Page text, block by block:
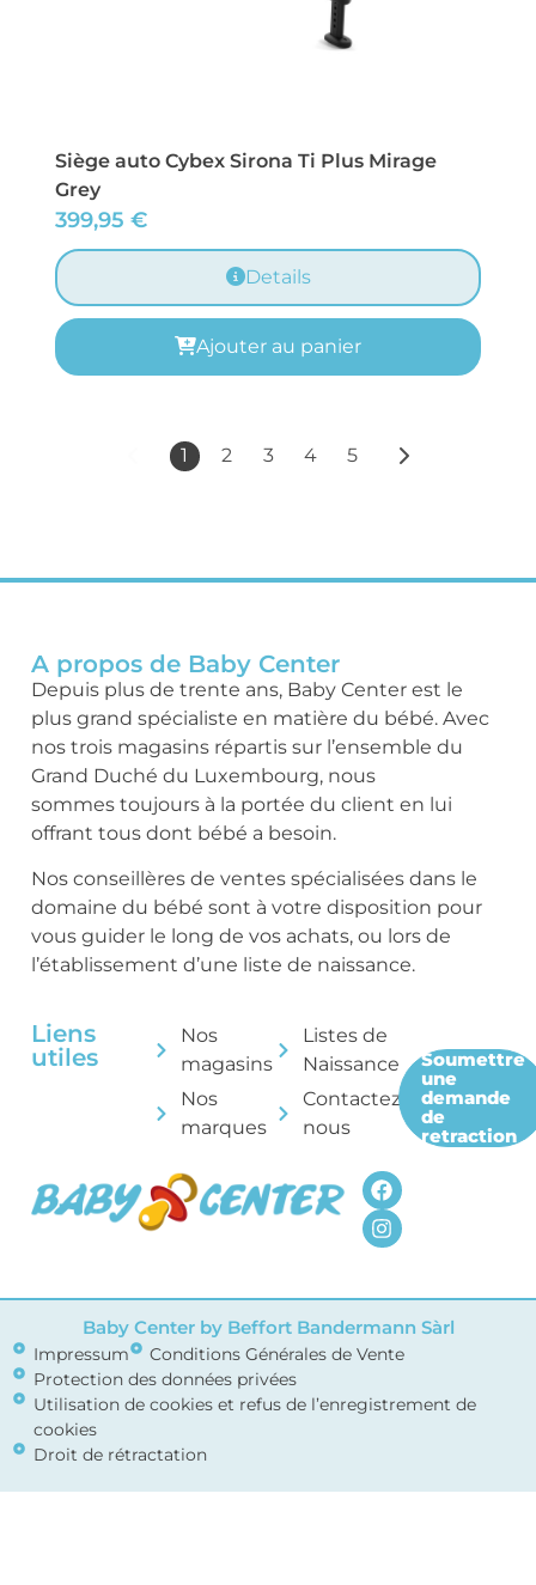
Siège auto Cybex Sirona Ti Plus Mirage
Grey
399,95 €
Details
Ajouter au panier
1 2 3 4 5
A propos de Baby Center
Depuis plus de trente ans, Baby Center est le
plus grand spécialiste en matière du bébé. Avec
nos trois magasins répartis sur l’ensemble du
Grand Duché du Luxembourg, nous
sommes toujours à la portée du client en lui
offrant tous dont bébé a besoin.
Nos conseillères de ventes spécialisées dans le
domaine du bébé sont à votre disposition pour
vous guider le long de vos achats, ou lors de
l’établissement d’une liste de naissance.
Liens
utiles
Nos
magasins
Nos
marques
Listes de
Naissance
Contactez-
nous
Soumettre
une
demande
de
retraction
Baby Center by Beffort Bandermann Sàrl
Impressum
Conditions Générales de Vente
Protection des données privées
Utilisation de cookies et refus de l’enregistrement de
cookies
Droit de rétractation